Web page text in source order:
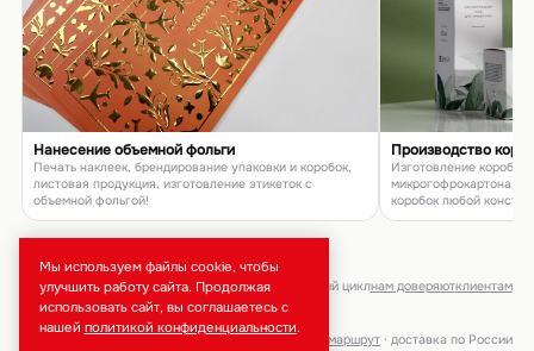
Нанесение объемной фольги
Печать наклеек, брендирование упаковки и коробок,
листовая продукция, изготовление этикеток с
объемной фольгой!
Производство
Изготовление коробок
микрогофрокартона,
коробок любой
товаров и подарков
брендирование · тиражи от 50 шт · полный циклнам доверяютклиентам
маршрут · доставка по России
Мы используем файлы cookie, чтобы
улучшить работу сайта. Продолжая
использовать сайт, вы соглашаетесь с
нашей политикой конфиденциальности.